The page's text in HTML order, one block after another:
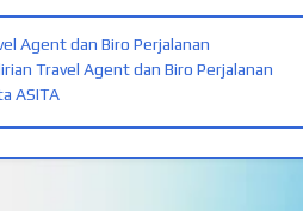
Agent dan Biro Perjalanan
Travel Agent dan Biro Perjalanan
ASITA